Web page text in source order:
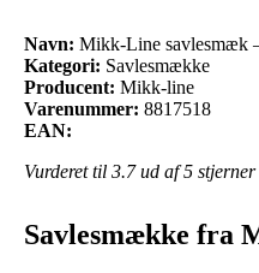
Navn: Mikk-Line savlesmæk
Kategori: Savlesmække
Producent: Mikk-line
Varenummer: 8817518
EAN:
Vurderet til 3.7ud af 5 stjerner
Savlesmække fra